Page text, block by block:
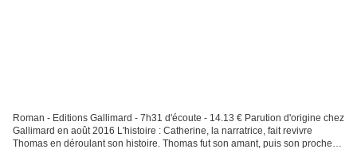
Roman - Editions Gallimard - 7h31 d'écoute - 14.13 € Parution d'origine chez
Gallimard en août 2016 L'histoire : Catherine, la narratrice, fait revivre
Thomas en déroulant son histoire. Thomas fut son amant, puis son proche